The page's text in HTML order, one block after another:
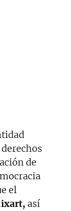
de
el
así